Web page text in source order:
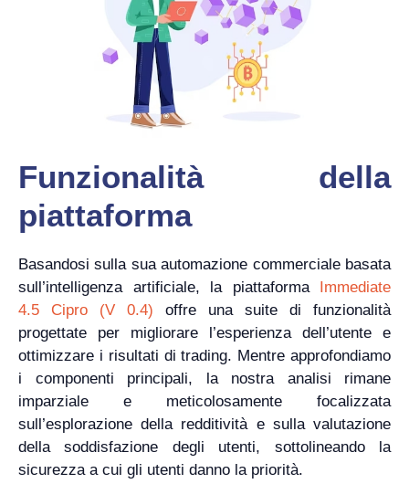
Funzionalità della
piattaforma
Basandosi sulla sua automazione commerciale basata
sull’intelligenza artificiale, la piattaforma
Immediate
4.5 Cipro (V 0.4) offre una suite di funzionalità
progettate per migliorare l’esperienza dell’utente e
ottimizzare i risultati di trading. Mentre approfondiamo
i componenti principali, la nostra analisi rimane
imparziale e meticolosamente focalizzata
sull’esplorazione della redditività e sulla valutazione
della soddisfazione degli utenti, sottolineando la
sicurezza a cui gli utenti danno la priorità.